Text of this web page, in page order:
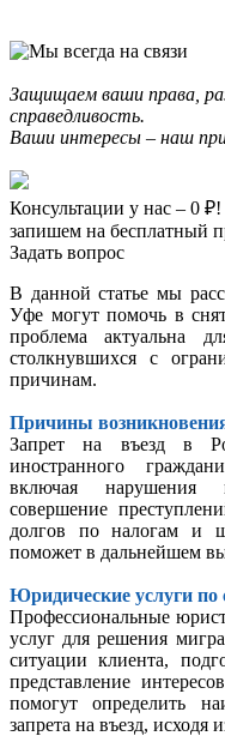
Защищаем ваши права,
справедливость.
Ваши интересы – наш
Консультации у нас – 0
запишем на бесплатный
Задать вопрос
В данной статье мы
Уфе могут помочь в
проблема актуальна
столкнувшихся с
причинам.
Причины
Запрет на въезд в
иностранного
включая нарушения
совершение
долгов по налогам и
поможет в дальнейшем
Юридические услуги по
Профессиональные
услуг для решения
ситуации клиента,
представление
помогут определить
запрета на въезд, исходя